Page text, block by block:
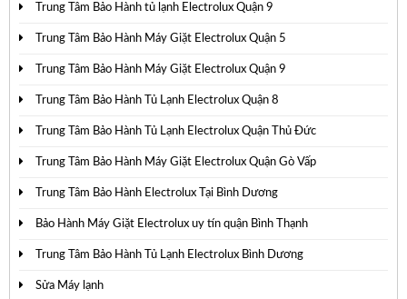
Trung Tâm Bảo Hành tủ lạnh Electrolux Quận 9
Trung Tâm Bảo Hành Máy Giặt Electrolux Quận 5
Trung Tâm Bảo Hành Máy Giặt Electrolux Quận 9
Trung Tâm Bảo Hành Tủ Lạnh Electrolux Quận 8
Trung Tâm Bảo Hành Tủ Lạnh Electrolux Quận Thủ Đức
Trung Tâm Bảo Hành Máy Giặt Electrolux Quận Gò Vấp
Trung Tâm Bảo Hành Electrolux Tại Bình Dương
Bảo Hành Máy Giặt Electrolux uy tín quận Bình Thạnh
Trung Tâm Bảo Hành Tủ Lạnh Electrolux Bình Dương
Sửa Máy lạnh